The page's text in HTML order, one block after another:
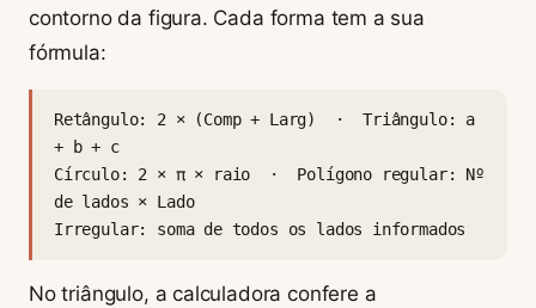
contorno da figura. Cada forma tem a sua
fórmula:
Retângulo: 2 × (Comp + Larg) · Triângulo: a
+ b + c
Círculo: 2 × π × raio · Polígono regular: Nº
de lados × Lado
Irregular: soma de todos os lados informados
No triângulo, a calculadora confere a